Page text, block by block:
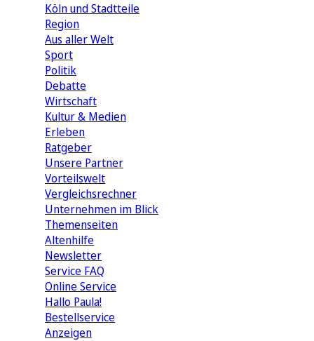
Köln und Stadtteile
Region
Aus aller Welt
Sport
Politik
Debatte
Wirtschaft
Kultur & Medien
Erleben
Ratgeber
Unsere Partner
Vorteilswelt
Vergleichsrechner
Unternehmen im Blick
Themenseiten
Altenhilfe
Newsletter
Service FAQ
Online Service
Hallo Paula!
Bestellservice
Anzeigen